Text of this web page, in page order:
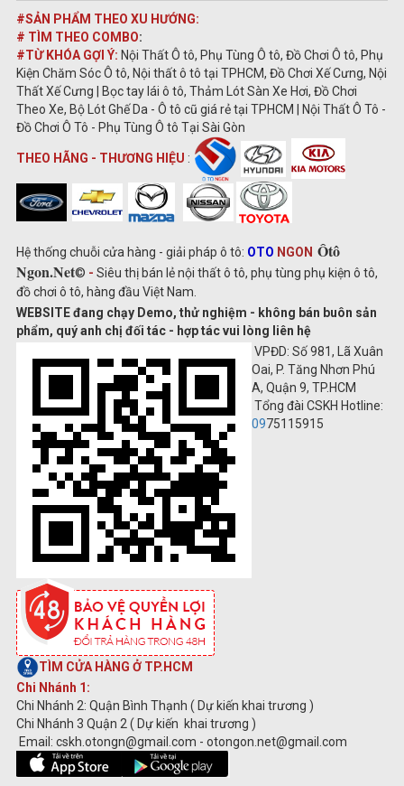
#SẢN PHẨM THEO XU HƯỚNG:
# TÌM THEO COMBO:
#TỪ KHÓA GỢI Ý: Nội Thất Ô tô, Phụ Tùng Ô tô, Đồ Chơi Ô tô, Phụ
Kiện Chăm Sóc Ô tô, Nội thất ô tô tại TPHCM, Đồ Chơi Xế Cưng, Nội
Thất Xế Cưng | Bọc tay lái ô tô, Thảm Lót Sàn Xe Hơi, Đồ Chơi
Theo Xe, Bộ Lót Ghế Da - Ô tô cũ giá rẻ tại TPHCM | Nội Thất Ô Tô -
Đồ Chơi Ô Tô - Phụ Tùng Ô tô Tại Sài Gòn
THEO HÃNG - THƯƠNG HIỆU :
Hệ thống chuỗi cửa hàng - giải pháp ô tô: OTO NGON Ôtô
Ngon.Net© - Siêu thị bán lẻ nội thất ô tô, phụ tùng phụ kiện ô tô,
đồ chơi ô tô, hàng đầu Việt Nam.
WEBSITE đang chạy Demo, thử nghiệm - không bán buôn sản
phẩm, quý anh chị đối tác - hợp tác vui lòng liên hệ
VPĐD: Số 981, Lã Xuân
Oai, P. Tăng Nhơn Phú
A, Quận 9, TP.HCM
Tổng đài CSKH Hotline:
0975115915
TÌM CỬA HÀNG Ở TP.HCM
Chi Nhánh 1:
Chi Nhánh 2: Quận Bình Thạnh ( Dự kiến khai trương )
Chi Nhánh 3 Quận 2 ( Dự kiến khai trương )
Email: cskh.otongn@gmail.com - otongon.net@gmail.com